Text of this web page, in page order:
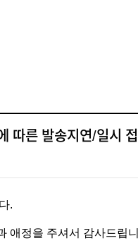
따른 발송지연/일시
.
애정을 주셔서 감사드립